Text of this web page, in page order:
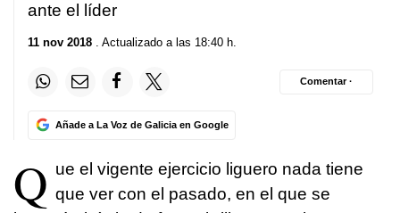
ante el líder
11 nov 2018 . Actualizado a las 18:40 h.
Añade a La Voz de Galicia en Google
Comentar ·
Q ue el vigente ejercicio liguero nada tiene
que ver con el pasado, en el que se